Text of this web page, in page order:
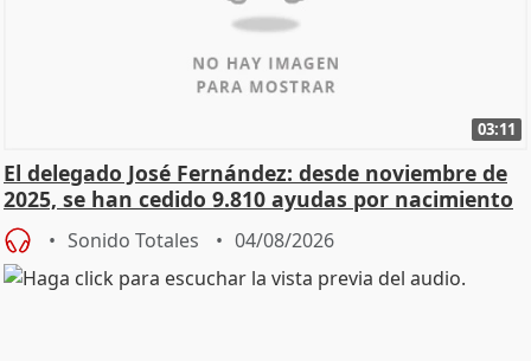
03:11
El delegado José Fernández: desde noviembre de
2025, se han cedido 9.810 ayudas por nacimiento
Sonido Totales 04/08/2026